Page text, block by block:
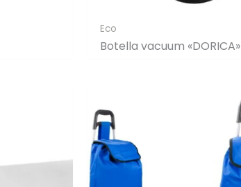
Eco
Botella vacuum «DORICA»